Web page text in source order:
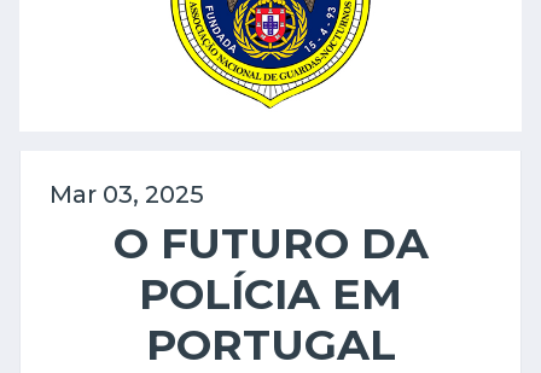
Mar 03, 2025
O FUTURO DA
POLÍCIA EM
PORTUGAL